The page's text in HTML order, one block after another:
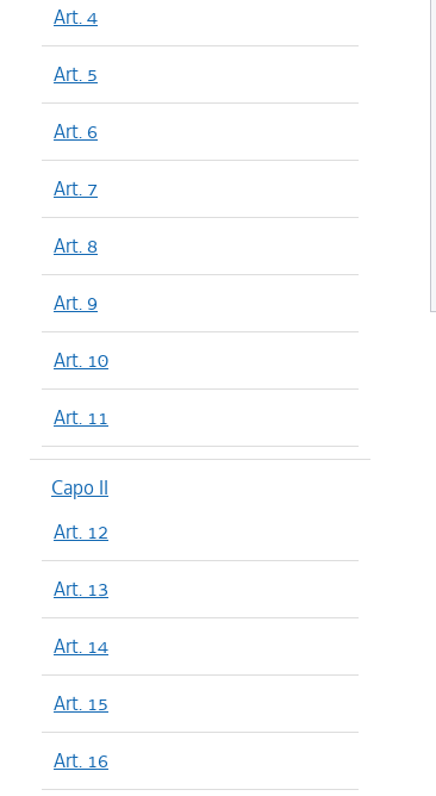
Art. 4
Art. 5
Art. 6
Art. 7
Art. 8
Art. 9
Art. 10
Art. 11
Capo II
Art. 12
Art. 13
Art. 14
Art. 15
Art. 16